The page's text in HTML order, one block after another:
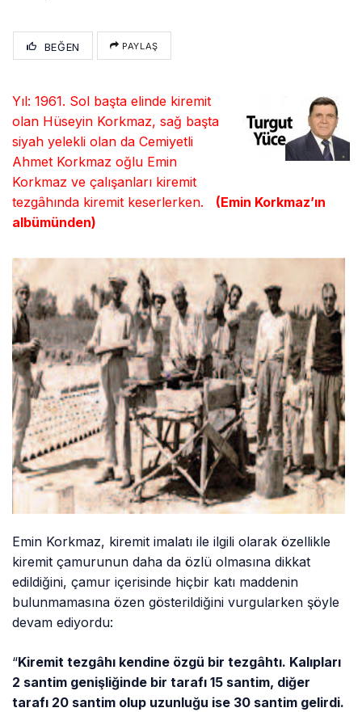
BEĞEN PAYLAŞ
Yıl: 1961. Sol başta elinde kiremit
olan Hüseyin Korkmaz, sağ başta
siyah yelekli olan da Cemiyetli
Ahmet Korkmaz oğlu Emin
Korkmaz ve çalışanları kiremit
tezgâhında kiremit keserlerken. (Emin Korkmaz’ın
albümünden)
Emin Korkmaz, kiremit imalatı ile ilgili olarak özellikle
kiremit çamurunun daha da özlü olmasına dikkat
edildiğini, çamur içerisinde hiçbir katı maddenin
bulunmamasına özen gösterildiğini vurgularken şöyle
devam ediyordu:
“Kiremit tezgâhı kendine özgü bir tezgâhtı. Kalıpları
2 santim genişliğinde bir tarafı 15 santim, diğer
tarafı 20 santim olup uzunluğu ise 30 santim gelirdi.